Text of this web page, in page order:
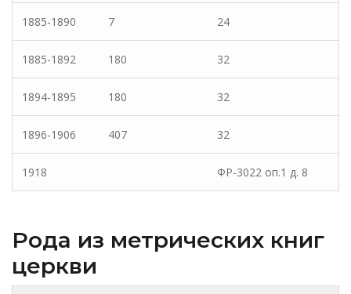
1885-1890 7 24
1885-1892 180 32
1894-1895 180 32
1896-1906 407 32
1918 ФР-3022 оп.1 д. 8
Рода из метрических книг
церкви